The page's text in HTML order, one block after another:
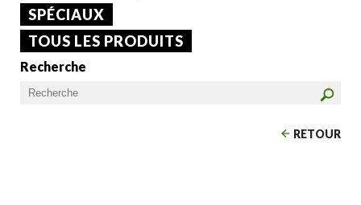
SPÉCIAUX
TOUS LES PRODUITS
Recherche
RETOUR